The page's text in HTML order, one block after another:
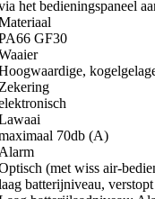
het bedieningspaneel
GF30
70db (A)
(met wiss air-
batterijniveau,